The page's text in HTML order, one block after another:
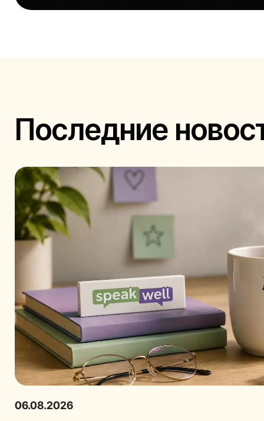
Последние
06.08.2026